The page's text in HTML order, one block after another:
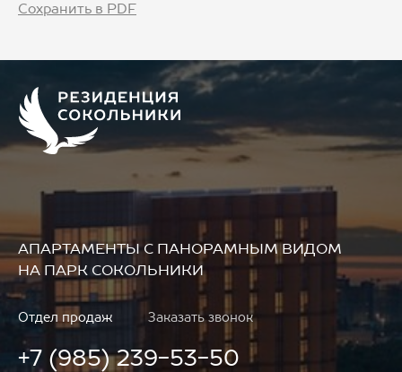
Сохранить в PDF
АПАРТАМЕНТЫ С ПАНОРАМНЫМ ВИДОМ
НА ПАРК СОКОЛЬНИКИ
Отдел продаж Заказать звонок
+7 (985) 239-53-50